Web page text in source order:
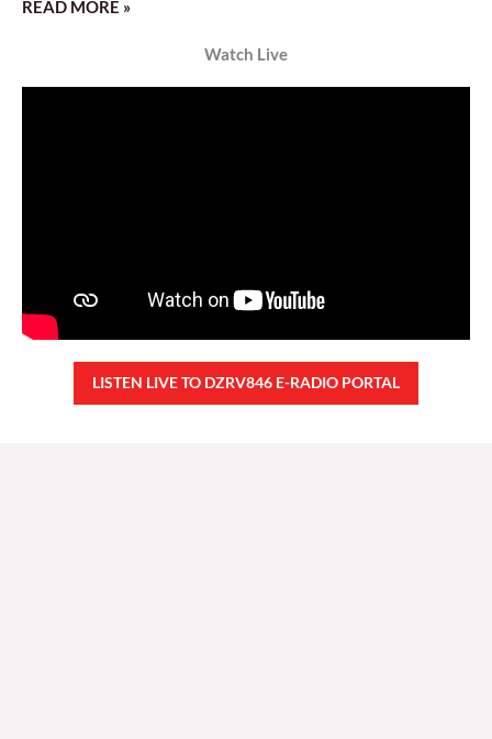
READ MORE »
Watch Live
LISTEN LIVE TO DZRV846 E-RADIO PORTAL